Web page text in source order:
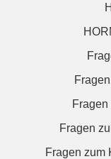
Fragen
Fragen zum